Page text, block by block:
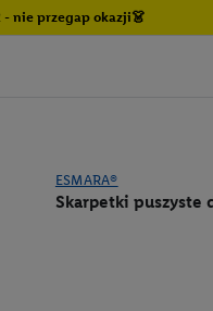
- nie przegap okazji👗
ESMARA®
Skarpetki puszyste